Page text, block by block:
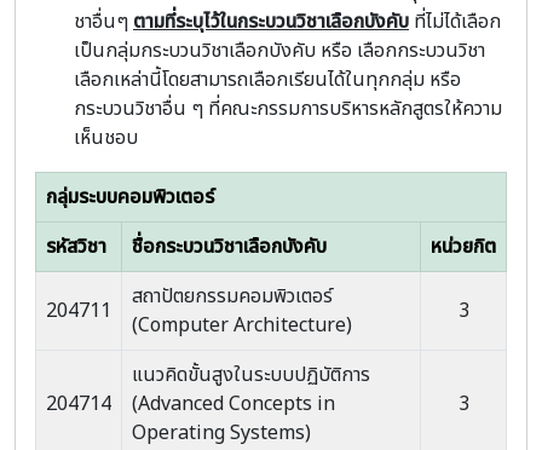
ชาอื่นๆตามที่ระบุไว้ในกระบวนวิชาเลือกบังคับ ที่ไม่ได้เลือก
เป็นกลุ่มกระบวนวิชาเลือกบังคับ หรือ เลือกกระบวนวิชา
เลือกเหล่านี้โดยสามารถเลือกเรียนได้ในทุกกลุ่ม หรือ
กระบวนวิชาอื่น ๆ ที่คณะกรรมการบริหารหลักสูตรให้ความ
เห็นชอบ
กลุ่มระบบคอมพิวเตอร์
รหัสวิชา
ชื่อกระบวนวิชาเลือกบังคับ หน่วยกิต
204711
สถาปัตยกรรมคอมพิวเตอร์
(Computer Architecture)
3
204714
แนวคิดขั้นสูงในระบบปฏิบัติการ
(Advanced Concepts in
Operating Systems)
3